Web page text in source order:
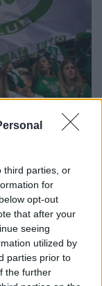
third parties, or
for
opt-out
that after your
seeing
utilized by
parties prior to
the further
KEZDŐDIK
másfél órával
találkozó
1 hozzászólás